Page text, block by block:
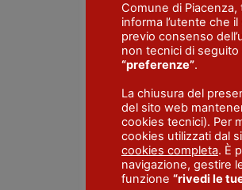
Comune di
informa l’utente che
previo consenso
non tecnici di
“preferenze”.
La chiusura del
del sito web
cookies tecnici). Per
cookies utilizzati dal
cookies completa. È
navigazione, gestire
funzione “rivedi le